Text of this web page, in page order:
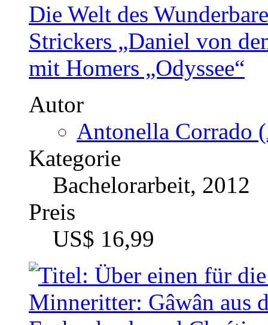
US$ 16,99
Über einen für die
Gâwân aus der Sicht
Chrétien de Troyes
Autor
Tatjana
Kategorie
Bachelorarbeit, 2013
Preis
US$ 16,99